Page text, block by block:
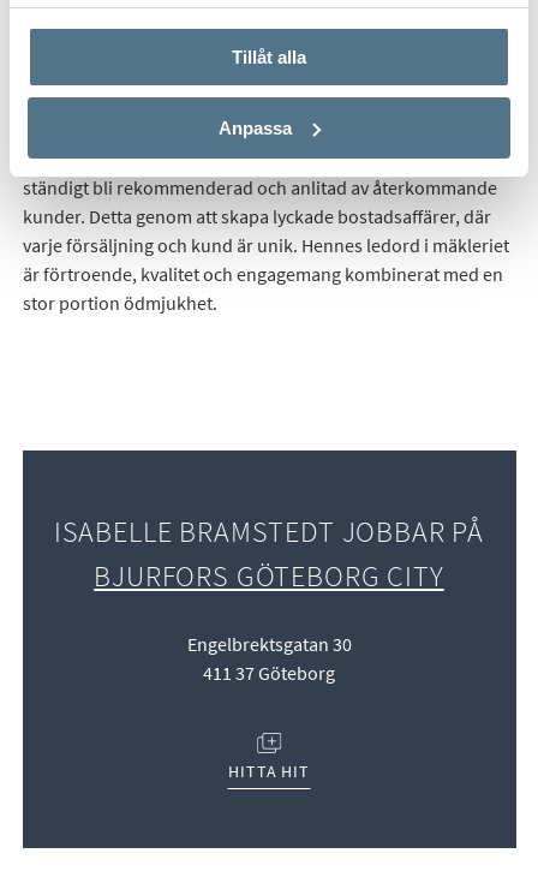
Tillåt alla
Anpassa
Isabelle har varit i fastighetsmäklarbranschen i centrala
Göteborg sedan 2015. Med ett brinnande hjärta för västra
centrum, lyckade affärer och nöjda kunder tar Isabelle sitt
uppdrag på största allvar. Isabelles målsättning är att
ständigt bli rekommenderad och anlitad av återkommande
kunder. Detta genom att skapa lyckade bostadsaffärer, där
varje försäljning och kund är unik. Hennes ledord i mäkleriet
är förtroende, kvalitet och engagemang kombinerat med en
stor portion ödmjukhet.
ISABELLE BRAMSTEDT JOBBAR PÅ
BJURFORS GÖTEBORG CITY
Engelbrektsgatan 30
411 37 Göteborg
HITTA HIT
(ÖPPNAS I NYTT FÖNSTER)